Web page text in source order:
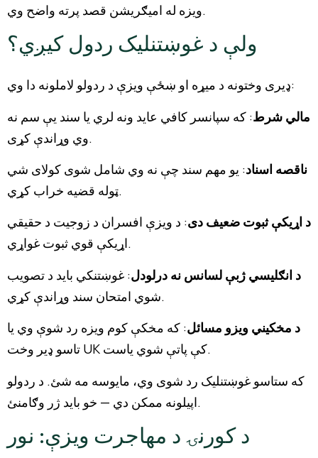
ویزه له امیګریشن قصد پرته واضح وي.
ولې د غوښتنلیک ردول کیږي؟
ډیری وختونه د میړه او ښځې ویزې د ردولو لاملونه دا وي:
مالي شرط: که سپانسر کافي عاید ونه لري یا سند یې سم نه
وي وړاندې کړی.
ناقصه اسناد: یو مهم سند چې نه وي شامل شوی کولای شي
ټوله قضیه خراب کړي.
د اړیکې ثبوت ضعیف دی: د ویزې افسران د زوجیت د حقیقي
اړیکې قوي ثبوت غواړي.
د انګلیسي ژبې لسانس نه درلودل: غوښتنکي باید د تصویب
شوي امتحان سند وړاندې کړي.
د مخکیني ویزو مسائل: که مخکې کوم ویزه رد شوې وي یا
تاسو ډیر وخت UK کې پاتې شوي یاست.
که ستاسو غوښتنلیک رد شوی وي، مایوسه مه شئ. د ردولو
اپیلونه ممکن دي — خو باید ژر وګامنئ.
د کورنۍ د مهاجرت ویزې: نور